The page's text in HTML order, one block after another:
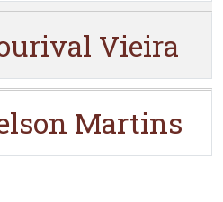
Vieira
Martins